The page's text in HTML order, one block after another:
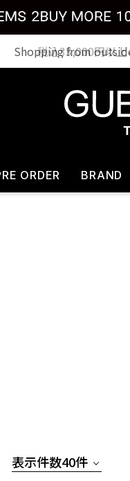
税込33,000円以
ORDER BRAND
表示件数40件